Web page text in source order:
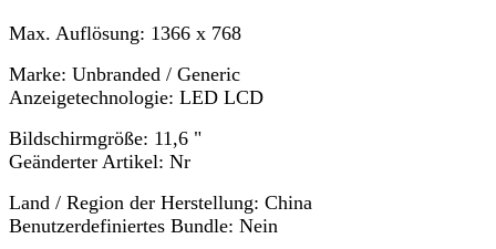
Max. Auflösung: 1366 x 768
Marke: Unbranded / Generic
Anzeigetechnologie: LED LCD
Bildschirmgröße: 11,6 "
Geänderter Artikel: Nr
Land / Region der Herstellung: China
Benutzerdefiniertes Bundle: Nein